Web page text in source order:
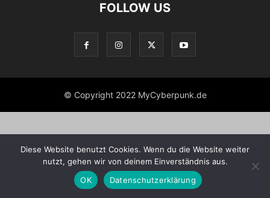
FOLLOW US
© Copyright 2022 MyCyberpunk.de
Diese Website benutzt Cookies. Wenn du die Website weiter
nutzt, gehen wir von deinem Einverständnis aus.
OK
Datenschutzerklärung